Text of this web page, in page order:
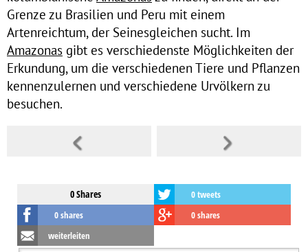
Grenze zu Brasilien und Peru mit einem
Artenreichtum, der Seinesgleichen sucht. Im
Amazonas gibt es verschiedenste Möglichkeiten der
Erkundung, um die verschiedenen Tiere und Pflanzen
kennenzulernen und verschiedene Urvölkern zu
besuchen.
0 Shares
0 tweets
0 shares
0 shares
weiterleiten